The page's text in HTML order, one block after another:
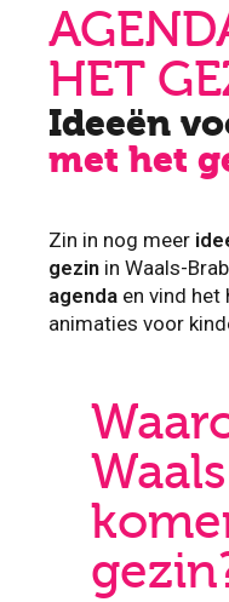
HET
Ideeën
met het
Zin in nog meer
gezin in Waals-
agenda en vind het
animaties voor